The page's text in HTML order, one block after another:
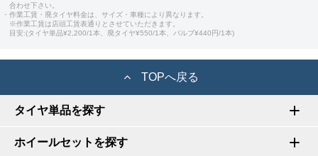
合わせ下さい。
・作業工賃・廃タイヤ料金は、サイズ・車種により異なります。
※作業工賃は店頭工賃表通りとさせていただきます。
目安:(タイヤ単品¥2,200/1本、廃タイヤ¥550/1本、バルブ¥440円/1本)
TOPへ戻る
タイヤ単品を探す
ホイールセットを探す